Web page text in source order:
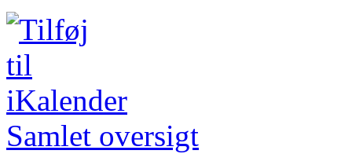
Samlet oversigt